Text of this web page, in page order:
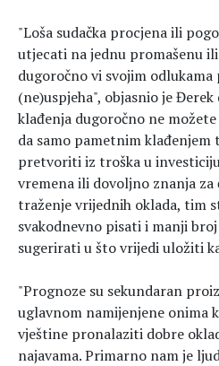
"Loša sudačka procjena ili
utjecati na jednu promašenu
dugoročno vi svojim
(ne)uspjeha", objasnio je
klađenja dugoročno ne
da samo pametnim
pretvoriti iz troška u
vremena ili dovoljno znanja
traženje vrijednih oklada, tim
svakodnevno pisati i manji
sugerirati u što vrijedi uložiti
"Prognoze su sekundaran
uglavnom namijenjene onima
vještine pronalaziti dobre
najavama. Primarno nam je